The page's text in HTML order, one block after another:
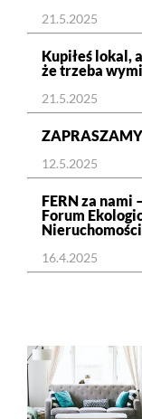
21.5.2025
Kupiłeś lokal,
że trzeba
21.5.2025
12.5.2025
FERN za nami
Forum
Nieruchomości
16.4.2025